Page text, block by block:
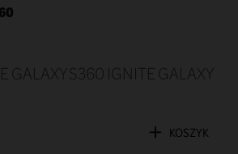
GALAXY S360 IGNITE GALAXY
KOSZYK